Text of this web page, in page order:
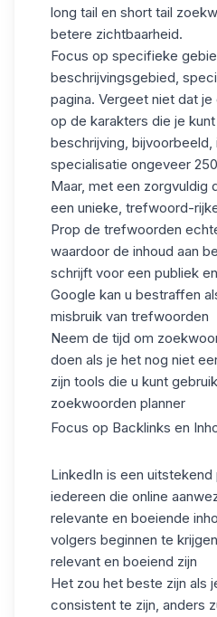
long tail en short tail
betere zichtbaarheid.
Focus op specifieke
beschrijvingsgebied,
pagina. Vergeet niet dat
op de karakters die je
beschrijving, bijvoorbeeld,
specialisatie ongeveer 250
Maar, met een zorgvuldig
een unieke, trefwoord-
Prop de trefwoorden
waardoor de inhoud aan
schrijft voor een publiek
Google kan u bestraffen
misbruik van trefwoorden
Neem de tijd om
doen als je het nog niet
zijn tools die u kunt
zoekwoorden planner
Focus op Backlinks en
LinkedIn is een
iedereen die online
relevante en boeiende
volgers beginnen te
relevant en boeiend zijn
Het zou het beste zijn als
consistent te zijn, anders